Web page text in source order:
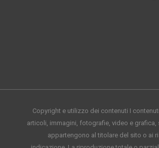
Copyright e utilizzo dei contenuti I
articoli, immagini, fotografie, video e
appartengono al titolare del sito o ai